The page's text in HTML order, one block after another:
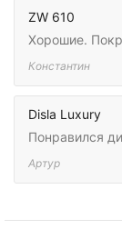
ZW 610
Хорошие.
Константин
Disla Luxury
Понравился
Артур